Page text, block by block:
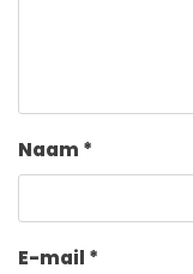
Naam *
E-mail *